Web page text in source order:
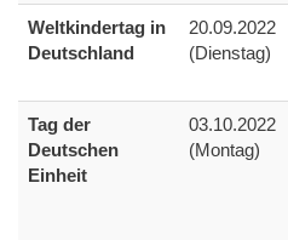
Weltkindertag in
Deutschland
20.09.2022
(Dienstag)
Tag der
Deutschen
Einheit
03.10.2022
(Montag)